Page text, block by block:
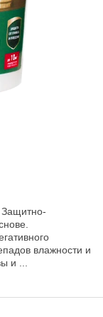
Защитно-
влажности и
и ...